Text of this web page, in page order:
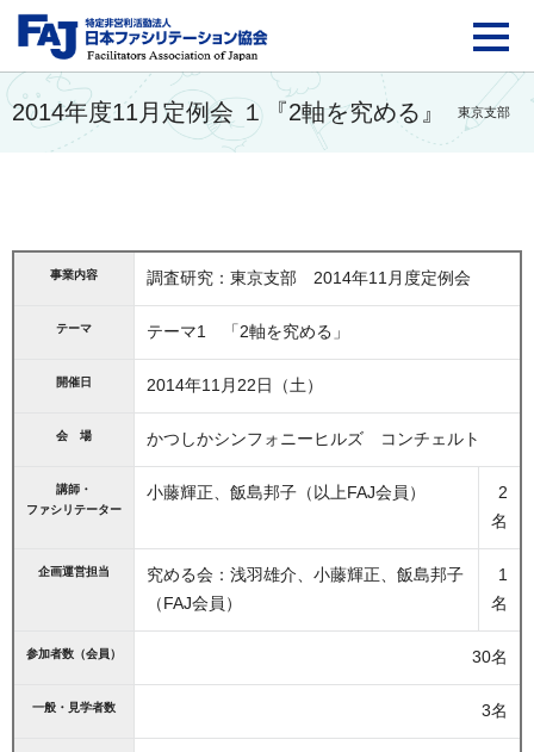
FAJ：特定非営利活動
2014年度11月定例会 １『2軸を究める』 東京支部
事業内容 調査研究：東京支部 2014年11月度定例会
テーマ テーマ1 「2軸を究める」
開催日 2014年11月22日（土）
会 場 かつしかシンフォニーヒルズ コンチェルト
講師・
ファシリテーター
小藤輝正、飯島邦子（以上FAJ会員）
2
名
企画運営担当
究める会：浅羽雄介、小藤輝正、飯島邦子
（FAJ会員）
1
名
参加者数（会員） 30名
一般・見学者数 3名